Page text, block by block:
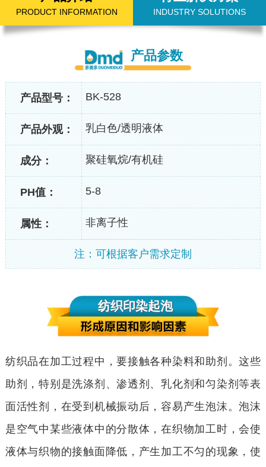
PRODUCT INFORMATION INDUSTRY SOLUTIONS
产品参数
产品型号： BK-528
产品外观： 乳白色/透明液体
成分： 聚硅氧烷/有机硅
PH值： 5-8
属性： 非离子性
注：可根据客户需求定制
纺织印染起泡
纺织品在加工过程中，要接触各种染料和助剂。这些
助剂，特别是洗涤剂、渗透剂、乳化剂和匀染剂等表
面活性剂，在受到机械振动后，容易产生泡沫。泡沫
是空气中某些液体中的分散体，在织物加工时，会使
液体与织物的接触面降低，产生加工不匀的现象，使